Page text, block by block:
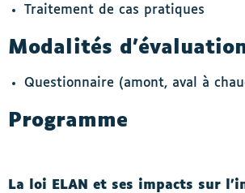
Traitement de cas pratiques
Modalités
Questionnaire (amont, aval à
Programme
La loi ELAN et ses impacts sur